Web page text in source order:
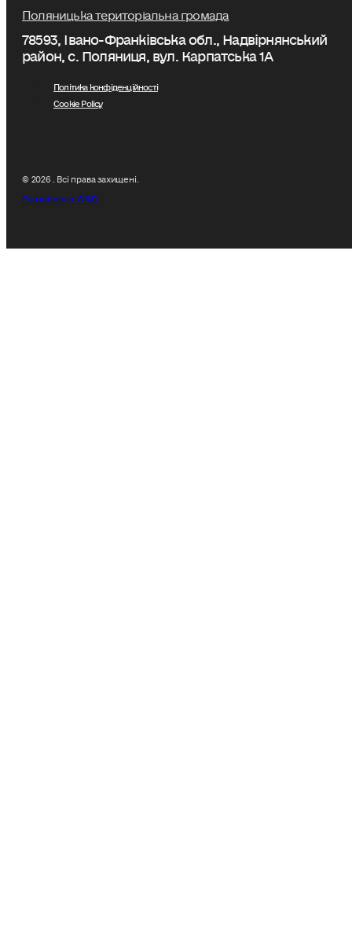
Поляницька територіальна громада
78593, Івано-Франківська обл., Надвірнянський
район, с. Поляниця, вул. Карпатська 1А
Політика конфіденційності
Cookie Policy
© 2026 . Всі права захищені.
Розроблено W&D